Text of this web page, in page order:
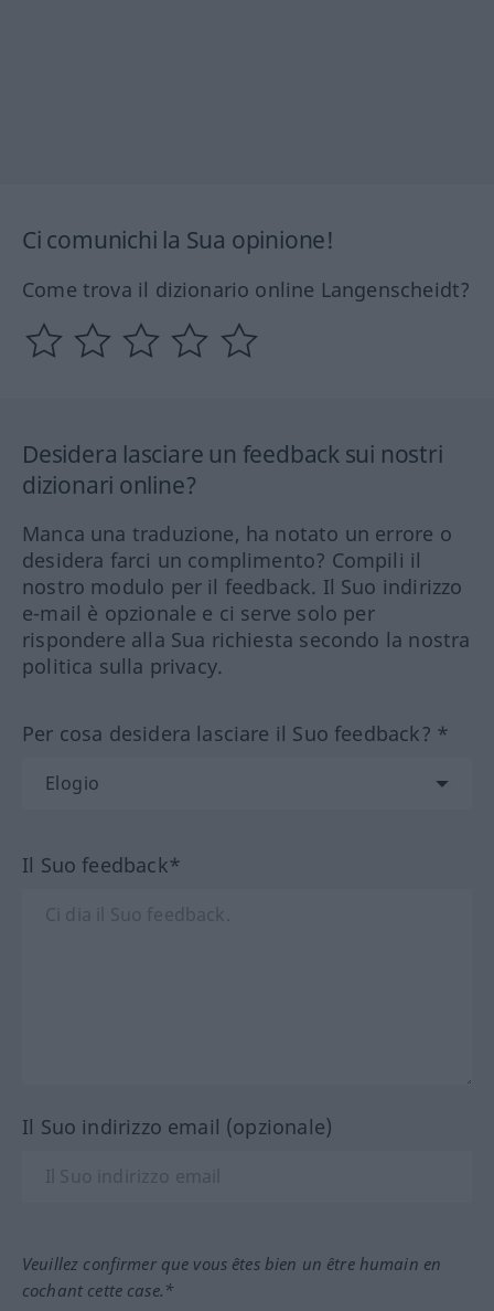
Ci comunichi la Sua opinione!
Come trova il dizionario online Langenscheidt?
Desidera lasciare un feedback sui nostri
dizionari online?
Manca una traduzione, ha notato un errore o
desidera farci un complimento? Compili il
nostro modulo per il feedback. Il Suo indirizzo
e-mail è opzionale e ci serve solo per
rispondere alla Sua richiesta secondo la nostra
politica sulla privacy.
Per cosa desidera lasciare il Suo feedback? *
Il Suo feedback*
Il Suo indirizzo email (opzionale)
Veuillez confirmer que vous êtes bien un être humain en
cochant cette case.*